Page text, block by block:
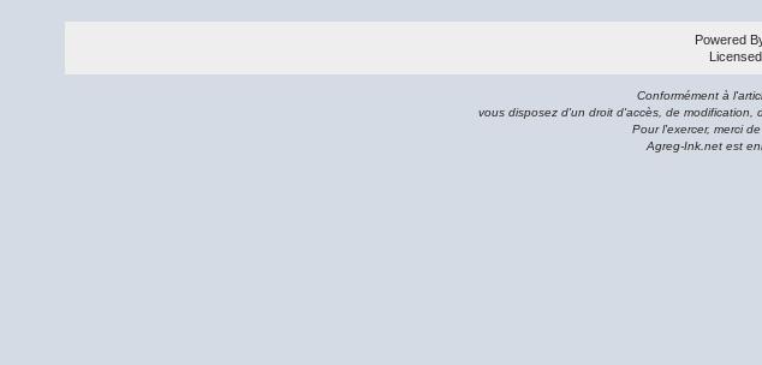
Powered
Conformément à
vous disposez d'un droit d'accès, de modification,
Pour l'exercer, merci
Agreg-Ink.net est